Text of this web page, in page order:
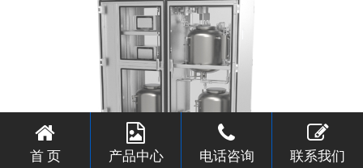
首 页 产品中心 电话咨询 联系我们